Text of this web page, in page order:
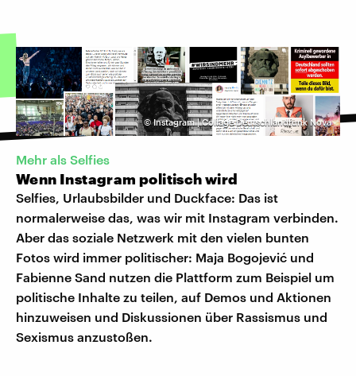
©Instagram | Collage Deutschlandfunk Nova
Mehr als Selfies
Wenn Instagram politisch wird
Selfies, Urlaubsbilder und Duckface: Das ist
normalerweise das, was wir mit Instagram verbinden.
Aber das soziale Netzwerk mit den vielen bunten
Fotos wird immer politischer: Maja Bogojević und
Fabienne Sand nutzen die Plattform zum Beispiel um
politische Inhalte zu teilen, auf Demos und Aktionen
hinzuweisen und Diskussionen über Rassismus und
Sexismus anzustoßen.